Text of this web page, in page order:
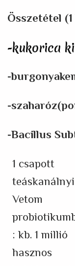
Összetétel
-kukorica
-
-
-Bacillus
1 csapott
teáskanálnyi
Vetom
: kb. 1 millió
hasznos